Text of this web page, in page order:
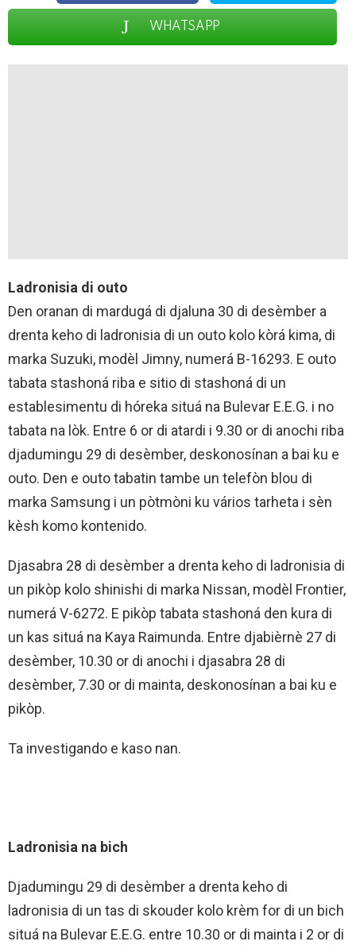
WHATSAPP
Ladronisia di outo
Den oranan di mardugá di djaluna 30 di desèmber a
drenta keho di ladronisia di un outo kolo kòrá kima, di
marka Suzuki, modèl Jimny, numerá B-16293. E outo
tabata stashoná riba e sitio di stashoná di un
establesimentu di hóreka situá na Bulevar E.E.G. i no
tabata na lòk. Entre 6 or di atardi i 9.30 or di anochi riba
djadumingu 29 di desèmber, deskonosínan a bai ku e
outo. Den e outo tabatin tambe un telefòn blou di
marka Samsung i un pòtmòni ku vários tarheta i sèn
kèsh komo kontenido.
Djasabra 28 di desèmber a drenta keho di ladronisia di
un pikòp kolo shinishi di marka Nissan, modèl Frontier,
numerá V-6272. E pikòp tabata stashoná den kura di
un kas situá na Kaya Raimunda. Entre djabièrnè 27 di
desèmber, 10.30 or di anochi i djasabra 28 di
desèmber, 7.30 or di mainta, deskonosínan a bai ku e
pikòp.
Ta investigando e kaso nan.
Ladronisia na bich
Djadumingu 29 di desèmber a drenta keho di
ladronisia di un tas di skouder kolo krèm for di un bich
situá na Bulevar E.E.G. entre 10.30 or di mainta i 2 or di